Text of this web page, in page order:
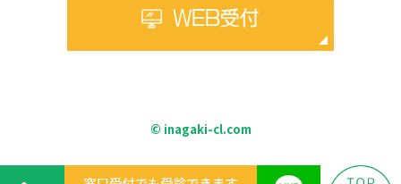
WEB受付
© inagaki-cl.com